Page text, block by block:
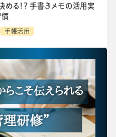
める！？ 手書きメモの活用実
慣
手帳活用